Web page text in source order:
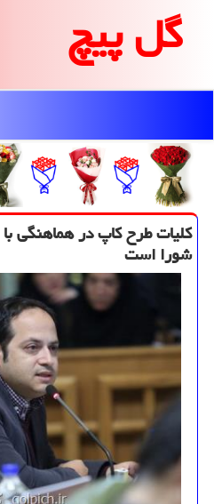
گل پیچ
كلیات طرح كاپ در هماهنگی
شورا است